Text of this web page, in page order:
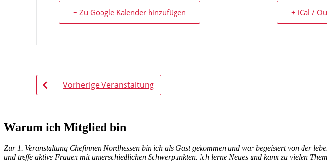
+ Zu Google Kalender hinzufügen + iCal /
Vorherige Veranstaltung
Warum ich Mitglied bin
Zur 1. Veranstaltung Chefinnen Nordhessen bin ich als Gast gekommen und war begeistert von der
und treffe aktive Frauen mit unterschiedlichen Schwerpunkten. Ich lerne Neues und kann zu vielen